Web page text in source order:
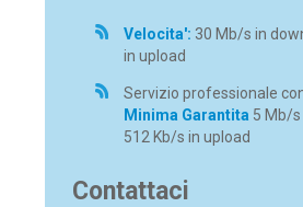
Velocita': 30 Mb/s in
in upload
Servizio professionale
Minima Garantita 5 Mb/
512 Kb/s in upload
Contattaci